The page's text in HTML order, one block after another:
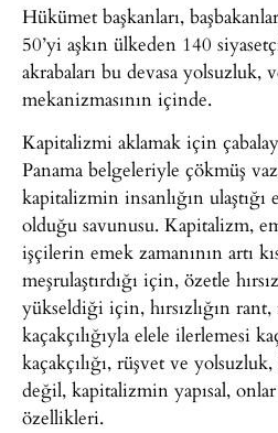
Hükümet başkanları,
50’yi aşkın ülkeden 140
akrabaları bu devasa yolsuzluk,
mekanizmasının içinde.
Kapitalizmi aklamak için
Panama belgeleriyle çökmüş
kapitalizmin insanlığın
olduğu savunusu. Kapitalizm,
işçilerin emek zamanının artı
meşrulaştırdığı için, özetle
yükseldiği için, hırsızlığın
kaçakçılığıyla elele ilerlemesi
kaçakçılığı, rüşvet ve
değil, kapitalizmin yapısal,
özellikleri.